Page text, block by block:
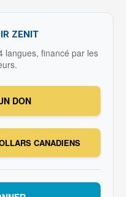
ZENIT
langues, financé par les
DON
CANADIENS